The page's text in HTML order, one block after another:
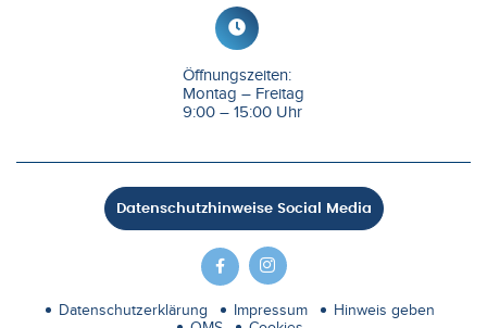
Öffnungszeiten:
Montag – Freitag
9:00 – 15:00 Uhr
Datenschutz­erklärung Impressum
Hinweis geben
Datenschutzhinweise Social Media